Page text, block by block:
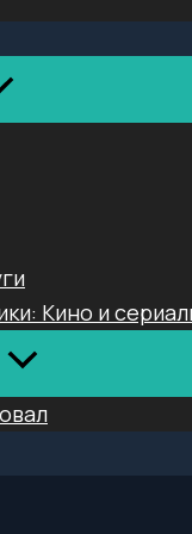
Кино и